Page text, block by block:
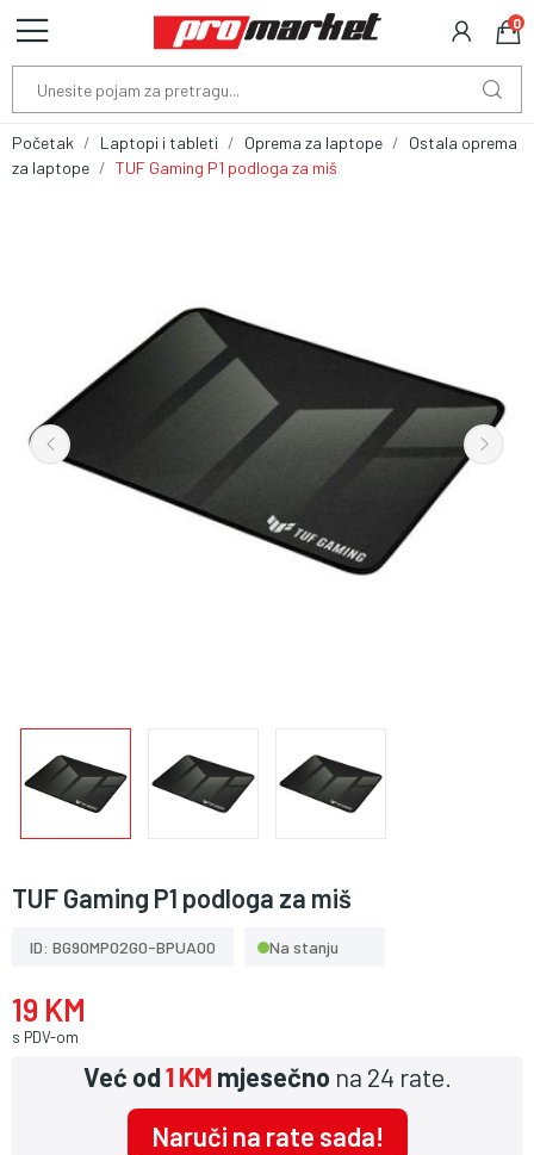
0
Početak Laptopi i tableti Oprema za laptope
Ostala oprema
za laptope
TUF Gaming P1 podloga za miš
TUF Gaming P1 podloga za miš
ID: BG90MP02G0-BPUA00 Na stanju
19 KM
s PDV-om
Već od1 KM mjesečno na 24 rate.
Naruči na rate sada!